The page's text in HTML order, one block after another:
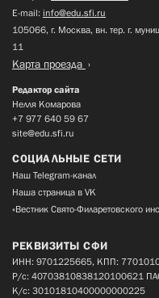
E-mail: info@edu.sfi.ru
105066, г. Москва, вн. тер. г.
11
Карта проезда
Редактор сайта
Нелля Комарова
+7 977 640 59 67
site@edu.sfi.ru
СОЦИАЛЬНЫЕ СЕТИ
Наш Telegram-канал
Наша страница в VK
«Вестник Свято-Филаретовского
РЕКВИЗИТЫ СФИ
ИНН: 9701225665, КПП:
Р/с: 40703810838120100621
К/с: 30101810400000000225